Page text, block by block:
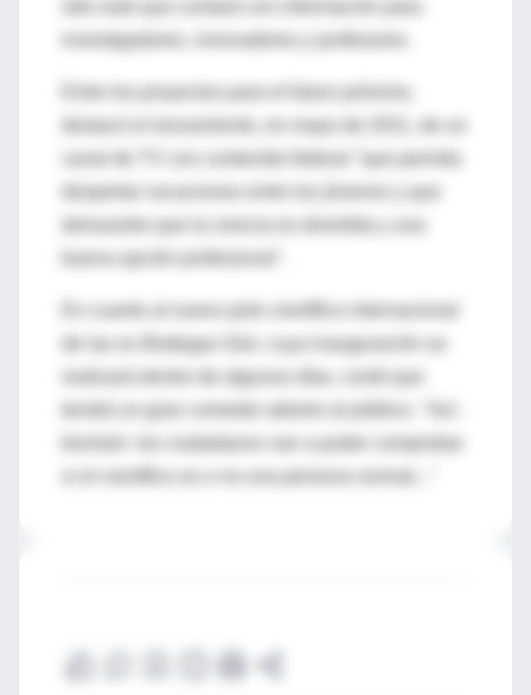
investigadores, innovadores y profesores.
destacó el lanzamiento, en mayo de 2011, de un
de las ex Bodegas Giol, cuya inauguración se
realizará dentro de algunos días, contó que